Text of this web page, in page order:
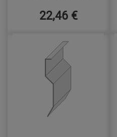
22,46 €